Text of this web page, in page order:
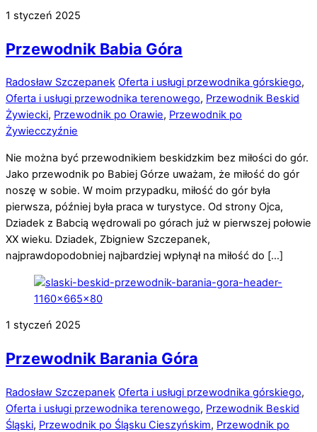
1 styczeń 2025
Przewodnik Babia Góra
Radosław Szczepanek Oferta i usługi przewodnika górskiego,
Oferta i usługi przewodnika terenowego, Przewodnik Beskid
Żywiecki, Przewodnik po Orawie, Przewodnik po
Żywiecczyźnie
Nie można być przewodnikiem beskidzkim bez miłości do gór.
Jako przewodnik po Babiej Górze uważam, że miłość do gór
noszę w sobie. W moim przypadku, miłość do gór była
pierwsza, później była praca w turystyce. Od strony Ojca,
Dziadek z Babcią wędrowali po górach już w pierwszej połowie
XX wieku. Dziadek, Zbigniew Szczepanek,
najprawdopodobniej najbardziej wpłynął na miłość do […]
1 styczeń 2025
Przewodnik Barania Góra
Radosław Szczepanek Oferta i usługi przewodnika górskiego,
Oferta i usługi przewodnika terenowego, Przewodnik Beskid
Śląski, Przewodnik po Śląsku Cieszyńskim, Przewodnik po